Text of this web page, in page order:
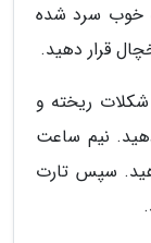
خوب سرد شده
ریخته و
دهید. نیم ساعت
سپس تارت